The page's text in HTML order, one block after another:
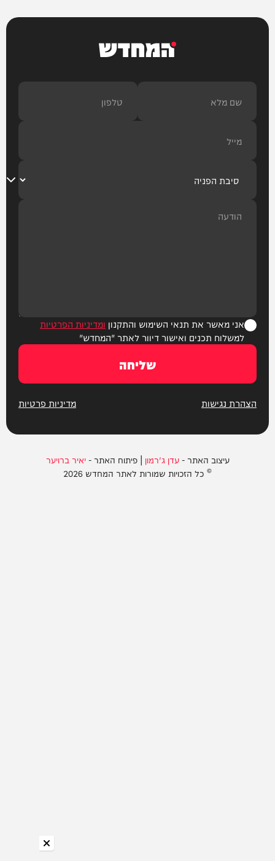
המחדש
אני מאשר את תנאי השימוש והתקנון ומדיניות הפרטיות
למשלוח תכנים ואישור דיוור לאתר "המחדש"
שליחה
הצהרת נגישות מדיניות פרטיות
עיצוב האתר -עדן ג'רמון | פיתוח האתר -יאיר ברויער
© כל הזכויות שמורות לאתר המחדש 2026